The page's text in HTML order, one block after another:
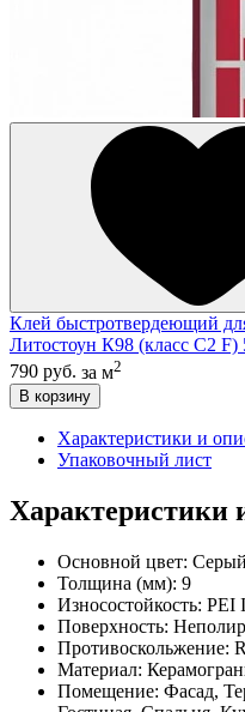
Клей быстротвердеющий
Литостоун К98 (класс С2 F)
790 руб. за м2
В корзину
Характеристики и
Упаковочный лист
Характеристики
Основной цвет: Серый
Толщина (мм): 9
Износостойкость: PEI
Поверхность:
Противоскольжение:
Материал:
Помещение: Фасад,